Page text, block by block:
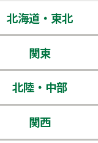
北海道・東北
北海道
青森県
岩手県
関東
茨城県
栃木県
北陸・中部
新潟県
関西